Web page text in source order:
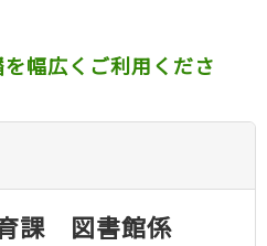
幅広くご利用くださ
課 図書館係